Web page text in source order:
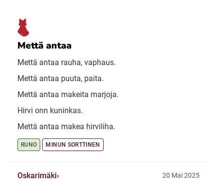
Mettä antaa
Mettä antaa rauha, vaphaus.
Mettä antaa puuta, paita.
Mettä antaa makeita marjoja.
Hirvi onn kuninkas.
Mettä antaa makea hirviliha.
RUNO MINUN SORTTINEN
Oskarimäki 20 Mai 2025